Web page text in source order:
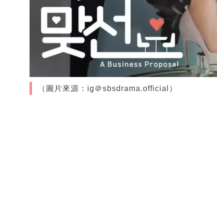
（圖片來源：ig＠sbsdrama.official）